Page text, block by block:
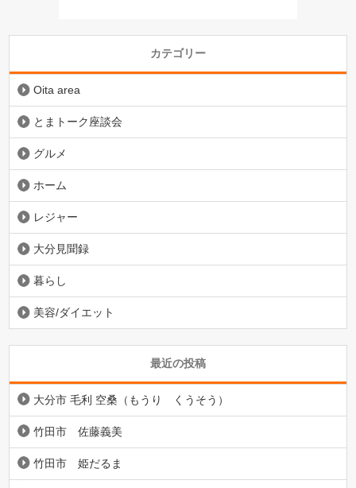
カテゴリー
Oita area
とまトーク座談会
グルメ
ホーム
レジャー
大分見聞録
暮らし
美容/ダイエット
最近の投稿
大分市 毛利 空桑（もうり くうそう）
竹田市 佐藤義美
竹田市 姫だるま